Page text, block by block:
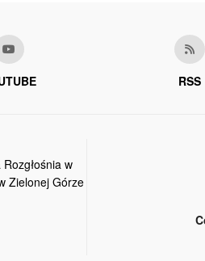
RSS
w
Zielonej Górze